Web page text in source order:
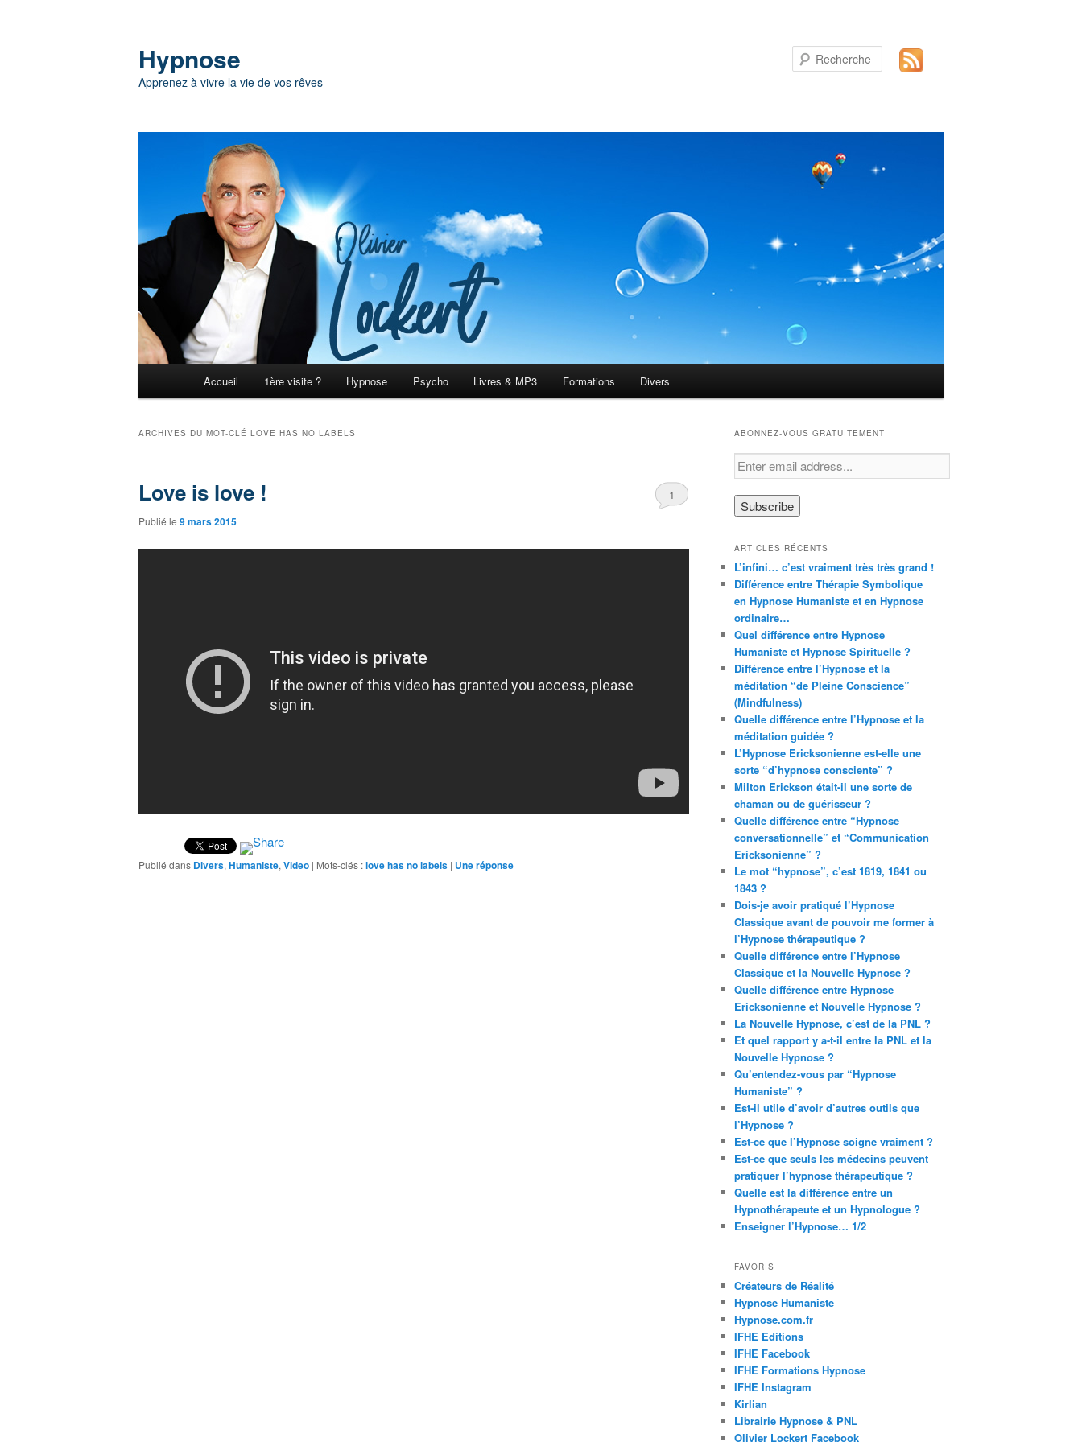
Hypnose
Apprenez à vivre la vie de vos rêves
Recherche
Aller au contenu principal
Aller au contenu secondaire
Accueil 1ère visite ? Hypnose Psycho Livres & MP3 Formations Divers
ARCHIVES DU MOT-CLÉ LOVE HAS NO LABELS
Love is love !
Publié le 9 mars 2015
1
Publié dans Divers, Humaniste, Video | Mots-clés :love has no labels | Uneréponse
ABONNEZ-VOUS GRATUITEMENT
ARTICLES RÉCENTS
L’infini… c’est vraiment très très grand !
Différence entre Thérapie Symbolique
en Hypnose Humaniste et en Hypnose
ordinaire…
Quel différence entre Hypnose
Humaniste et Hypnose Spirituelle ?
Différence entre l’Hypnose et la
méditation “de Pleine Conscience”
(Mindfulness)
Quelle différence entre l’Hypnose et la
méditation guidée ?
L’Hypnose Ericksonienne est-elle une
sorte “d’hypnose consciente” ?
Milton Erickson était-il une sorte de
chaman ou de guérisseur ?
Quelle différence entre “Hypnose
conversationnelle” et “Communication
Ericksonienne” ?
Le mot “hypnose”, c’est 1819, 1841 ou
1843 ?
Dois-je avoir pratiqué l’Hypnose
Classique avant de pouvoir me former à
l’Hypnose thérapeutique ?
Quelle différence entre l’Hypnose
Classique et la Nouvelle Hypnose ?
Quelle différence entre Hypnose
Ericksonienne et Nouvelle Hypnose ?
La Nouvelle Hypnose, c’est de la PNL ?
Et quel rapport y a-t-il entre la PNL et la
Nouvelle Hypnose ?
Qu’entendez-vous par “Hypnose
Humaniste” ?
Est-il utile d’avoir d’autres outils que
l’Hypnose ?
Est-ce que l’Hypnose soigne vraiment ?
Est-ce que seuls les médecins peuvent
pratiquer l’hypnose thérapeutique ?
Quelle est la différence entre un
Hypnothérapeute et un Hypnologue ?
Enseigner l’Hypnose… 1/2
FAVORIS
Créateurs de Réalité
Hypnose Humaniste
Hypnose.com.fr
IFHE Editions
IFHE Facebook
IFHE Formations Hypnose
IFHE Instagram
Kirlian
Librairie Hypnose & PNL
Olivier Lockert Facebook